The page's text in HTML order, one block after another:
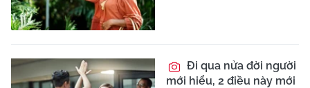
Đi qua nửa đời người
mới hiểu, 2 điều này mới